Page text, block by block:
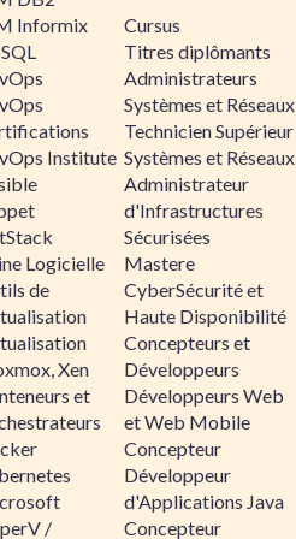
Informix
Institute
Logicielle
de
Xen
et
/
Cursus
Titres diplômants
Administrateurs
Systèmes et Réseaux
Technicien Supérieur
Systèmes et Réseaux
Administrateur
d'Infrastructures
Sécurisées
Mastere
CyberSécurité et
Haute Disponibilité
Concepteurs et
Développeurs
Développeurs Web
et Web Mobile
Concepteur
Développeur
d'Applications Java
Concepteur